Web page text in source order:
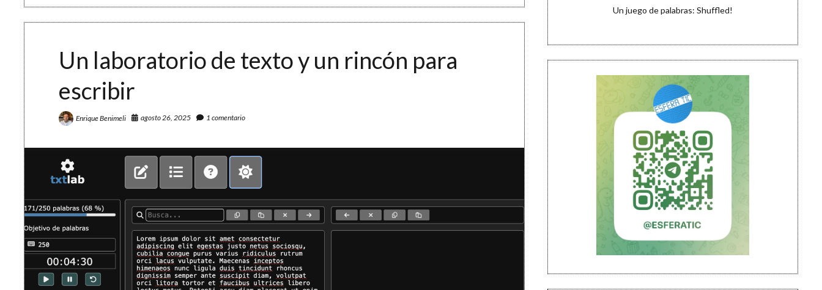
código
matemáticas
que
lo
hacen
posible
Un laboratorio de texto y un rincón para
escribir
Enrique Benimeli agosto 26, 2025 1 comentario
Un juego de palabras: Shuffled!